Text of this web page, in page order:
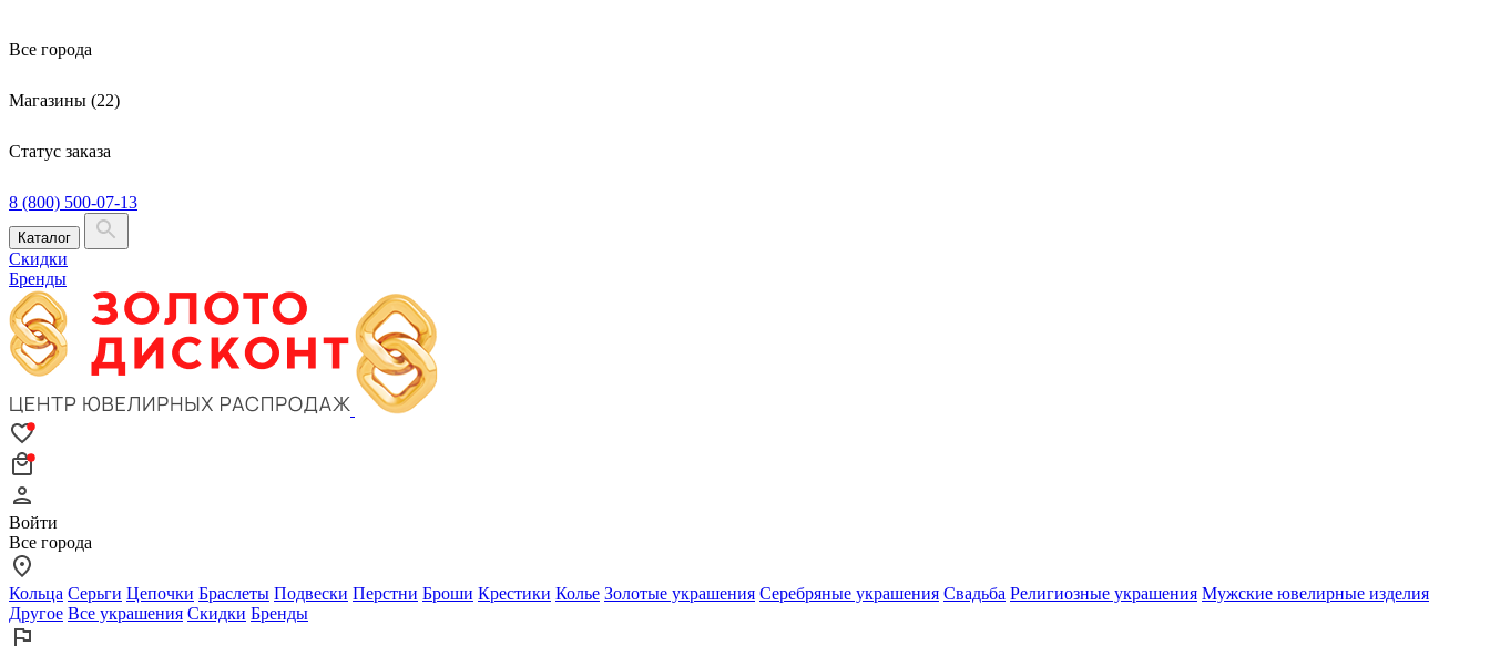
Все города
Магазины (22)
Статус заказа
8 (800) 500-07-13
Каталог
Скидки
Бренды
Войти
Все города
Кольца Серьги Цепочки Браслеты Подвески Перстни Броши Крестики Колье Золотые украшения Серебряные украшения Свадьба Религиозные украшения Мужские ювелирные изделия
Другое Все украшения Скидки Бренды